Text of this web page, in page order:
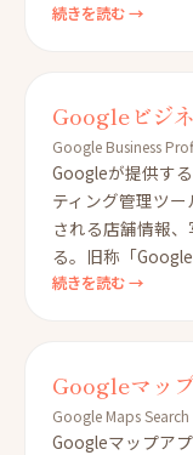
続きを読む →
Googleビジ
Google Business
Googleが提供す
ティング管理ツ
される店舗情報
る。旧称「
続きを読む →
Googleマッ
Google Maps Search
Googleマップア